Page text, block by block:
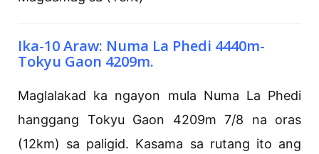
Ika-10 Araw: Numa La Phedi 4440m-
Tokyu Gaon 4209m.
Maglalakad ka ngayon mula Numa La Phedi
hanggang Tokyu Gaon 4209m 7/8 na oras
(12km) sa paligid. Kasama sa rutang ito ang